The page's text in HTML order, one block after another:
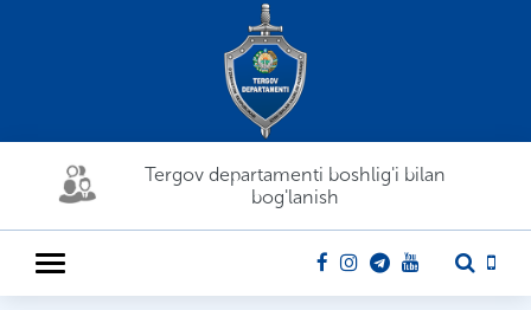
Tergov departamenti boshlig'i bilan
bog'lanish